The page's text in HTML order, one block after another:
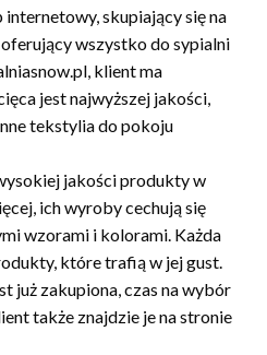
internetowy, skupiający się na
wszystko do sypialni
klient ma
jest najwyższej jakości,
tekstylia do pokoju
jakości produkty w
ich wyroby cechują się
wzorami i kolorami. Każda
które trafią w jej gust.
już zakupiona, czas na wybór
także znajdzie je na stronie